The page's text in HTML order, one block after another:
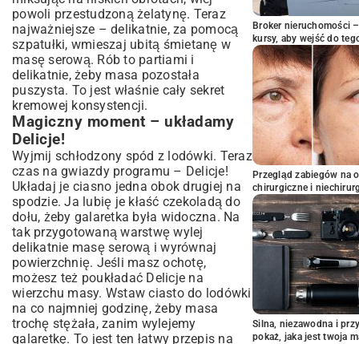
powoli przestudzoną żelatynę. Teraz
najważniejsze – delikatnie, za pomocą
szpatułki, wmieszaj ubitą śmietanę w
masę serową. Rób to partiami i
delikatnie, żeby masa pozostała
puszysta. To jest właśnie cały sekret
kremowej konsystencji.
Magiczny moment – układamy
Delicje!
Wyjmij schłodzony spód z lodówki. Teraz
czas na gwiazdy programu – Delicje!
Układaj je ciasno jedna obok drugiej na
spodzie. Ja lubię je kłaść czekoladą do
dołu, żeby galaretka była widoczna. Na
tak przygotowaną warstwę wylej
delikatnie masę serową i wyrównaj
powierzchnię. Jeśli masz ochotę,
możesz też poukładać Delicje na
wierzchu masy. Wstaw ciasto do lodówki
na co najmniej godzinę, żeby masa
trochę stężała, zanim wylejemy
galaretkę. To jest ten łatwy przepis na
Broker nieruchomości
kursy, aby wejść do
Przegląd zabiegów na
chirurgiczne i
Silna, niezawodna i
pokaż, jaka jest twoja